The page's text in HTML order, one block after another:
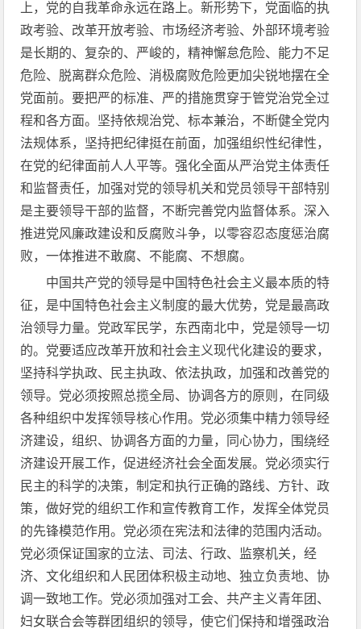
上，党的自我革命永远在路上。新形势下，党面临的执
政考验、改革开放考验、市场经济考验、外部环境考验
是长期的、复杂的、严峻的，精神懈怠危险、能力不足
危险、脱离群众危险、消极腐败危险更加尖锐地摆在全
党面前。要把严的标准、严的措施贯穿于管党治党全过
程和各方面。坚持依规治党、标本兼治，不断健全党内
法规体系，坚持把纪律挺在前面，加强组织性纪律性，
在党的纪律面前人人平等。强化全面从严治党主体责任
和监督责任，加强对党的领导机关和党员领导干部特别
是主要领导干部的监督，不断完善党内监督体系。深入
推进党风廉政建设和反腐败斗争，以零容忍态度惩治腐
败，一体推进不敢腐、不能腐、不想腐。
中国共产党的领导是中国特色社会主义最本质的特
征，是中国特色社会主义制度的最大优势，党是最高政
治领导力量。党政军民学，东西南北中，党是领导一切
的。党要适应改革开放和社会主义现代化建设的要求，
坚持科学执政、民主执政、依法执政，加强和改善党的
领导。党必须按照总揽全局、协调各方的原则，在同级
各种组织中发挥领导核心作用。党必须集中精力领导经
济建设，组织、协调各方面的力量，同心协力，围绕经
济建设开展工作，促进经济社会全面发展。党必须实行
民主的科学的决策，制定和执行正确的路线、方针、政
策，做好党的组织工作和宣传教育工作，发挥全体党员
的先锋模范作用。党必须在宪法和法律的范围内活动。
党必须保证国家的立法、司法、行政、监察机关，经
济、文化组织和人民团体积极主动地、独立负责地、协
调一致地工作。党必须加强对工会、共产主义青年团、
妇女联合会等群团组织的领导，使它们保持和增强政治